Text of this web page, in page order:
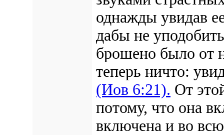
однажды увидав
дабы не
брошено было от
теперь ничто:
(Иов 6:21). От
потому, что она
включена и во